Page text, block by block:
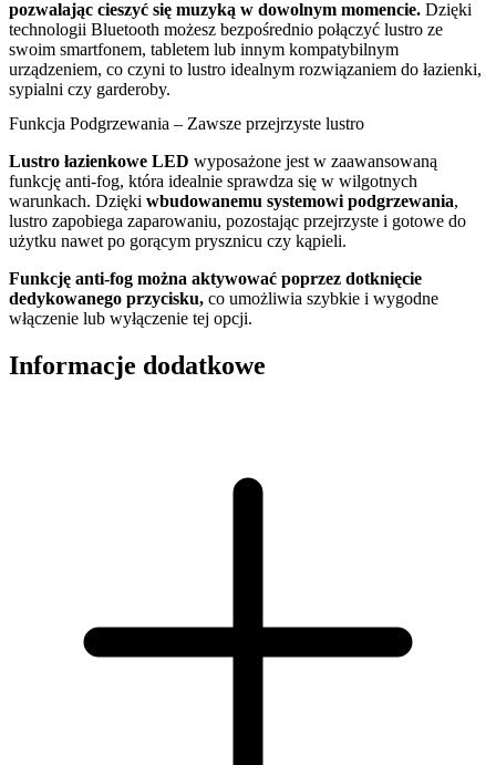
pozwalając cieszyć się muzyką w dowolnym momencie. Dzięki
technologii Bluetooth możesz bezpośrednio połączyć lustro ze
swoim smartfonem, tabletem lub innym kompatybilnym
urządzeniem, co czyni to lustro idealnym rozwiązaniem do łazienki,
sypialni czy garderoby.
Funkcja Podgrzewania – Zawsze przejrzyste lustro
Lustro łazienkowe LED wyposażone jest w zaawansowaną
funkcję anti-fog, która idealnie sprawdza się w wilgotnych
warunkach. Dzięki wbudowanemu systemowi podgrzewania,
lustro zapobiega zaparowaniu, pozostając przejrzyste i gotowe do
użytku nawet po gorącym prysznicu czy kąpieli.
Funkcję anti-fog można aktywować poprzez dotknięcie
dedykowanego przycisku, co umożliwia szybkie i wygodne
włączenie lub wyłączenie tej opcji.
Informacje dodatkowe